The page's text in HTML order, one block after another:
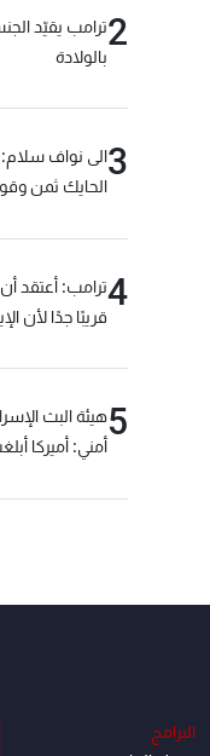
2ترامب يقيّد
بالولادة
3الى نواف
الحايك ثمن
4ترامب: أعتقد
قريبًا جدًا لأن
5هيئة البث
أمني: أميركا
البرامج